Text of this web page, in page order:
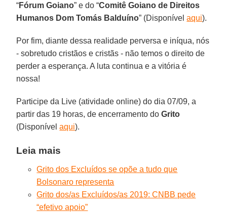
“Fórum Goiano” e do “Comitê Goiano de Direitos
Humanos Dom Tomás Balduíno” (Disponívelaqui).
Por fim, diante dessa realidade perversa e iníqua, nós
- sobretudo cristãos e cristãs - não temos o direito de
perder a esperança. A luta continua e a vitória é
nossa!
Participe da Live (atividade online) do dia 07/09, a
partir das 19 horas, de encerramento doGrito
(Disponívelaqui).
Leia mais
Grito dos Excluídos se opõe a tudo que
Bolsonaro representa
Grito dos/as Excluídos/as 2019: CNBB pede
“efetivo apoio”